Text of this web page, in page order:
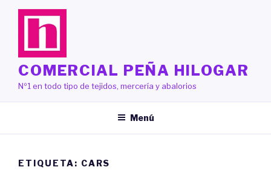
Saltar
COMERCIAL PEÑA HILOGAR
Nº1 en todo tipo de tejidos, mercería y abalorios
Menú
ETIQUETA: CARS